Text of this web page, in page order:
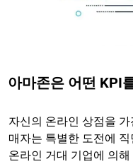
아마존은 어떤 KPI
자신의 온라인 상점을
매자는 특별한 도전에
온라인 거대 기업에 의